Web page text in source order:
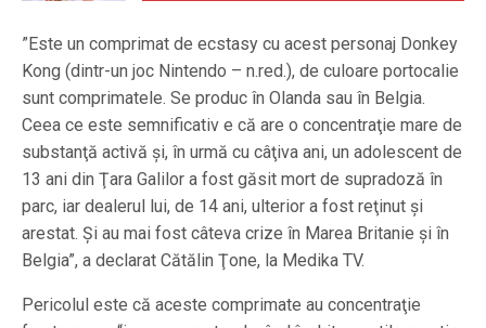
”Este un comprimat de ecstasy cu acest personaj Donkey
Kong (dintr-un joc Nintendo – n.red.), de culoare portocalie
sunt comprimatele. Se produc în Olanda sau în Belgia.
Ceea ce este semnificativ e că are o concentraţie mare de
substanţă activă şi, în urmă cu câţiva ani, un adolescent de
13 ani din Ţara Galilor a fost găsit mort de supradoză în
parc, iar dealerul lui, de 14 ani, ulterior a fost reţinut şi
arestat. Şi au mai fost câteva crize în Marea Britanie şi în
Belgia”, a declarat Cătălin Ţone, la Medika TV.
Pericolul este că aceste comprimate au concentraţie